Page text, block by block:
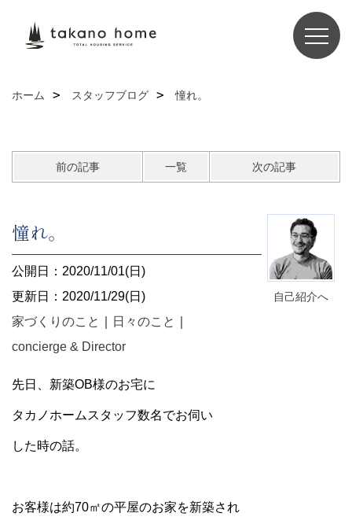
ホーム スタッフブログ 憧れ。
前の記事 一覧 次の記事
自己紹介へ
憧れ。
公開日：2020/11/01(日)
更新日：2020/11/29(日)
家づくりのこと
日々のこと
concierge & Director
先日、新築OB様のお宅に
タカノホームスタッフ数名でお伺い
した時の話。
お客様は約70㎡の平屋のお家を新築され